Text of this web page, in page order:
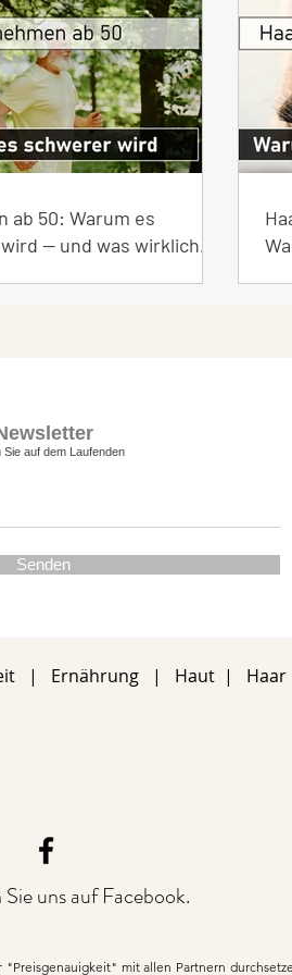
Beiträge
ab 50: Warum es
— und was wirklich
Sie auf dem Laufenden
Senden
| Ernährung | Haut | Haar
Sie uns auf Facebook.
mit allen Partnern